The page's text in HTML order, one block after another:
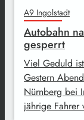
A9 Ingolstadt
Autobahn
gesperrt
Viel Geduld
Gestern
Nürnberg bei
jährige